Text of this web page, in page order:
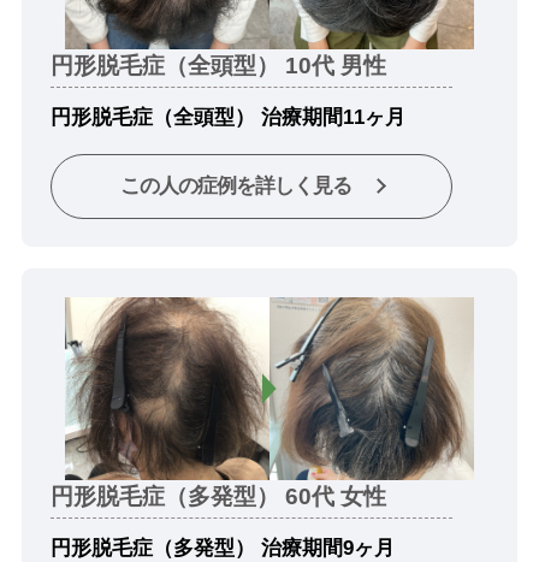
円形脱毛症（全頭型） 10代 男性
円形脱毛症（全頭型） 治療期間11ヶ月
この人の症例を詳しく見る
円形脱毛症（多発型） 60代 女性
円形脱毛症（多発型） 治療期間9ヶ月